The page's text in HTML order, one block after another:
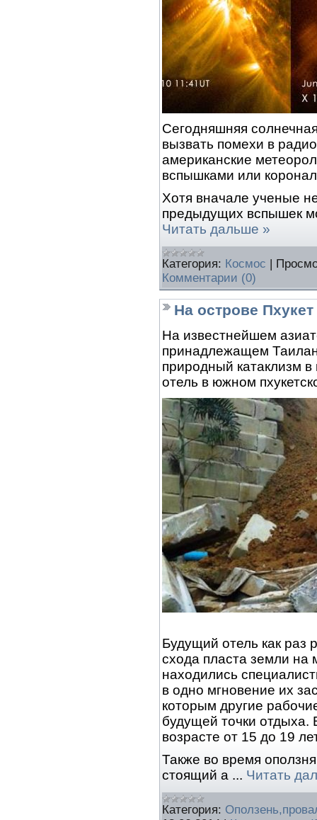
Сегодняшняя
вызвать помехи в
американские
вспышками или
Хотя вначале ученые
предыдущих вспышек
Читать дальше »
Категория: Космос |
Комментарии (0)
На острове
На известнейшем
принадлежащем
природный катаклизм
отель в южном
Будущий отель как раз
схода пласта земли на
находились
в одно мгновение их
которым другие
будущей точки отдыха.
возрасте от 15 до 19
Также во время
стоящий а ... Читать
Категория: